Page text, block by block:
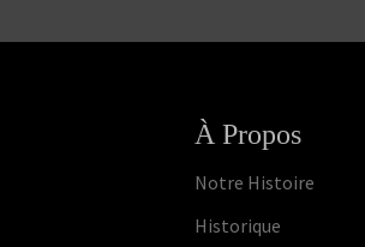
À Propos
Notre Histoire
Historique